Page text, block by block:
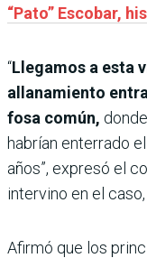
“Pato” Escobar,
“Llegamos a esta
allanamiento
fosa común,
habrían enterrado
años”, expresó el
intervino en el
Afirmó que los